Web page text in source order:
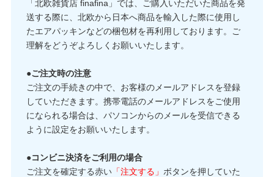
「北欧雑貨店 finafina」では、ご購入いただいた商品を発
送する際に、北欧から日本へ商品を輸入した際に使用し
たエアパッキンなどの梱包材を再利用しております。ご
理解をどうぞよろしくお願いいたします。
●ご注文時の注意
ご注文の手続きの中で、お客様のメールアドレスを登録
していただきます。携帯電話のメールアドレスをご使用
になられる場合は、パソコンからのメールを受信できる
ように設定をお願いいたします。
●コンビニ決済をご利用の場合
ご注文を確定する赤い「注文する」 ボタンを押していた